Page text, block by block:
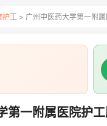
护工 > 广州中医药大学第一附
第一附属医院护